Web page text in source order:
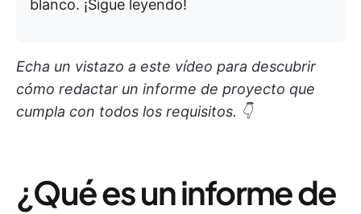
blanco. ¡Sigue leyendo!
Echa un vistazo a este vídeo para descubrir
cómo redactar un informe de proyecto que
cumpla con todos los requisitos. 👇
¿Qué es un informe de